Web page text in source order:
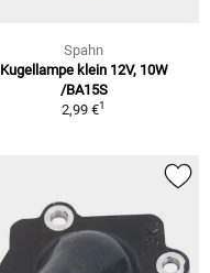
Spahn
Kugellampe klein 12V, 10W
/BA15S
2,99 €1